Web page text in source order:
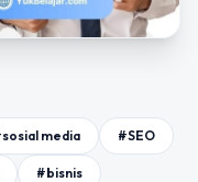
media #SEO
#bisnis